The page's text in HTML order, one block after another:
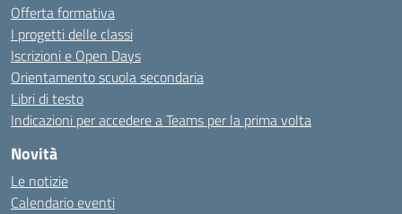
Offerta formativa
I progetti delle classi
Iscrizioni e Open Days
Orientamento scuola secondaria
Libri di testo
Indicazioni per accedere a Teams per la prima volta
Novità
Le notizie
Calendario eventi